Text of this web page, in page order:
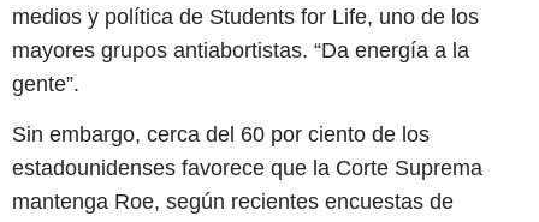
medios y política de Students for Life, uno de los
mayores grupos antiabortistas. “Da energía a la
gente”.
Sin embargo, cerca del 60 por ciento de los
estadounidenses favorece que la Corte Suprema
mantenga Roe, según recientes encuestas de